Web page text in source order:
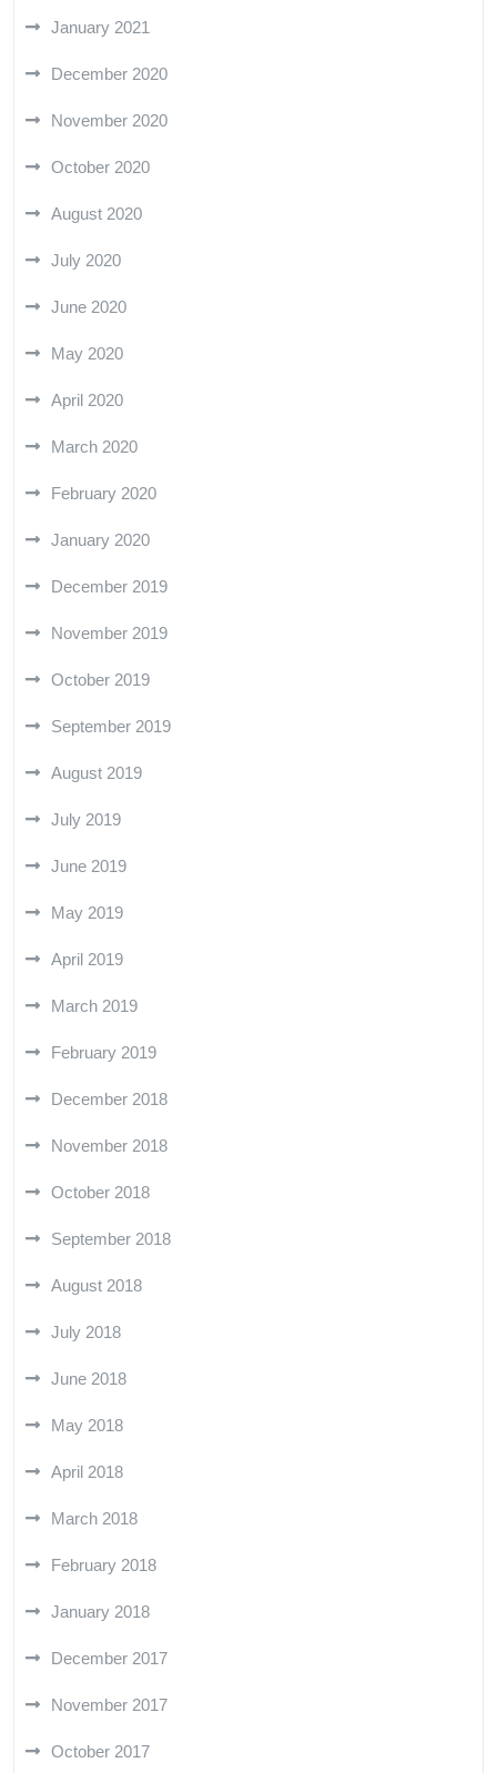
January 2021
December 2020
November 2020
October 2020
August 2020
July 2020
June 2020
May 2020
April 2020
March 2020
February 2020
January 2020
December 2019
November 2019
October 2019
September 2019
August 2019
July 2019
June 2019
May 2019
April 2019
March 2019
February 2019
December 2018
November 2018
October 2018
September 2018
August 2018
July 2018
June 2018
May 2018
April 2018
March 2018
February 2018
January 2018
December 2017
November 2017
October 2017